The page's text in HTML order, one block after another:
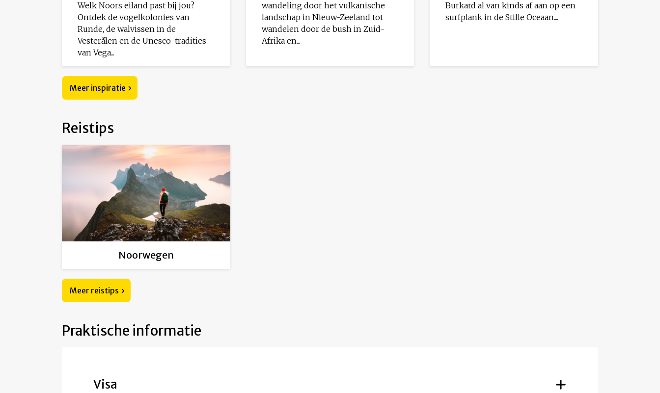
Welk Noors eiland past bij jou?
Ontdek de vogelkolonies van
Runde, de walvissen in de
Vesterålen en de Unesco-tradities
van Vega...
wandeling door het vulkanische
landschap in Nieuw-Zeeland tot
wandelen door de bush in Zuid-
Afrika en...
Burkard al van kinds af aan op een
surfplank in de Stille Oceaan....
Meer inspiratie
Reistips
Noorwegen
Meer reistips
Praktische informatie
Visa